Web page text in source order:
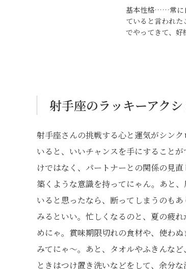
基本性格……常に
ていると言われ
でやってきて、
射手座のラッキーアクシ
射手座さんの挑戦する心と運気がシン
いると、いいチャンスを手にすること
けではなく、パートナーとの関係の見
築くような意識を持ってにゃん。あと
いると思ったなら、断ってしまうのも
みるといい。忙しくなるのと、夏の疲
めにゃ。賞味期限切れの食材や、使わ
みてにゃ〜。あと、タオルやふきんな
ときはつけ置き洗いなどをして、余分な